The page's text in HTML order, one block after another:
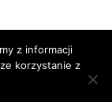
z informacji
korzystanie z